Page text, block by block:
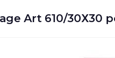
Art 610/30Х30